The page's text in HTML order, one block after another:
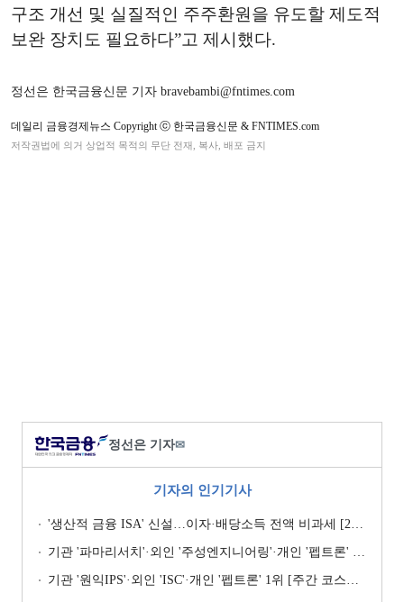
구조 개선 및 실질적인 주주환원을 유도할 제도적
보완 장치도 필요하다”고 제시했다.
정선은 한국금융신문 기자 bravebambi@fntimes.com
데일리 금융경제뉴스 Copyright ⓒ 한국금융신문 & FNTIMES.com
저작권법에 의거 상업적 목적의 무단 전재, 복사, 배포 금지
정선은 기자✉
기자의 인기기사
'생산적 금융 ISA' 신설…이자·배당소득 전액 비과세 [2026 세제개편안]
기관 '파마리서치'·외인 '주성엔지니어링'·개인 '펩트론' 1위 [주간 코스닥 순매수- 2026년 7월27일~7월31일]
기관 '원익IPS'·외인 'ISC'·개인 '펩트론' 1위 [주간 코스닥 순매수- 2026년 7월6일~7월10일]